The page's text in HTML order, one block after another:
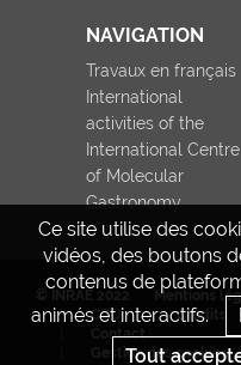
Ce site utilise des
vidéos, des boutons
contenus de
animés et interactifs.
Tout
NAVIGATION
Travaux en français
International
activities of the
International Centre
of Molecular
Gastronomy
Mentions
CGU
Crédits
Contact
Gestion des cookies